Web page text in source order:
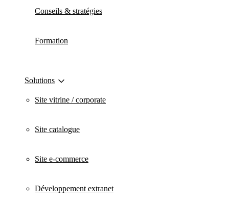
Conseils & stratégies
Formation
Solutions
Site vitrine / corporate
Site catalogue
Site e-commerce
Développement extranet